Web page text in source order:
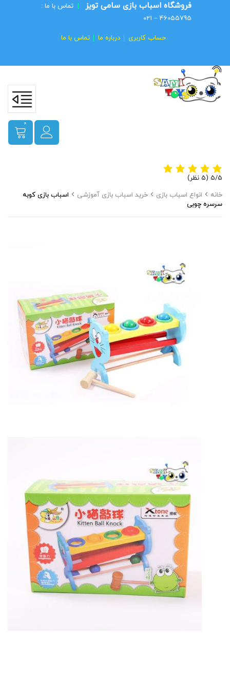
فروشگاه اسباب بازی سامی تویز | تماس با ما :
46055795 – 021
حساب کاربری درباره ما تماس با ما
0
‫5/5
خانه
انواع اسباب بازی خرید اسباب بازی آموزشی
اسباب بازی کوبه
سرسره چوبی